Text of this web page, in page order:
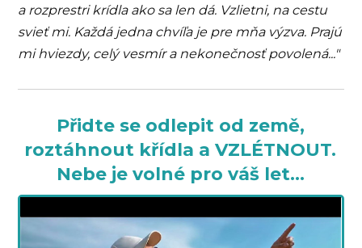
a rozprestri krídla ako sa len dá. Vzlietni, na cestu
svieť mi. Každá jedna chvíľa je pre mňa výzva. Prajú
mi hviezdy, celý vesmír a nekonečnosť povolená..."
Přidte se odlepit od země,
roztáhnout křídla a VZLÉTNOUT.
Nebe je volné pro váš let...